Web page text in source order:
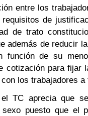
entre los
de
de trato
además de reducir
función de su
cotización para fijar
los trabajadores
TC aprecia que
puesto que el